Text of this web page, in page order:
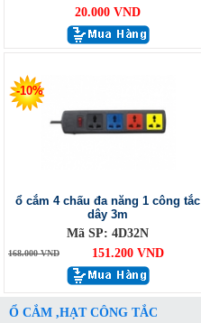
20.000 VND
-10%
ổ cắm 4 chấu đa năng 1 công tắc
dây 3m
Mã SP: 4D32N
168.000 VND 151.200 VND
Ổ CẮM ,HẠT CÔNG TẮC